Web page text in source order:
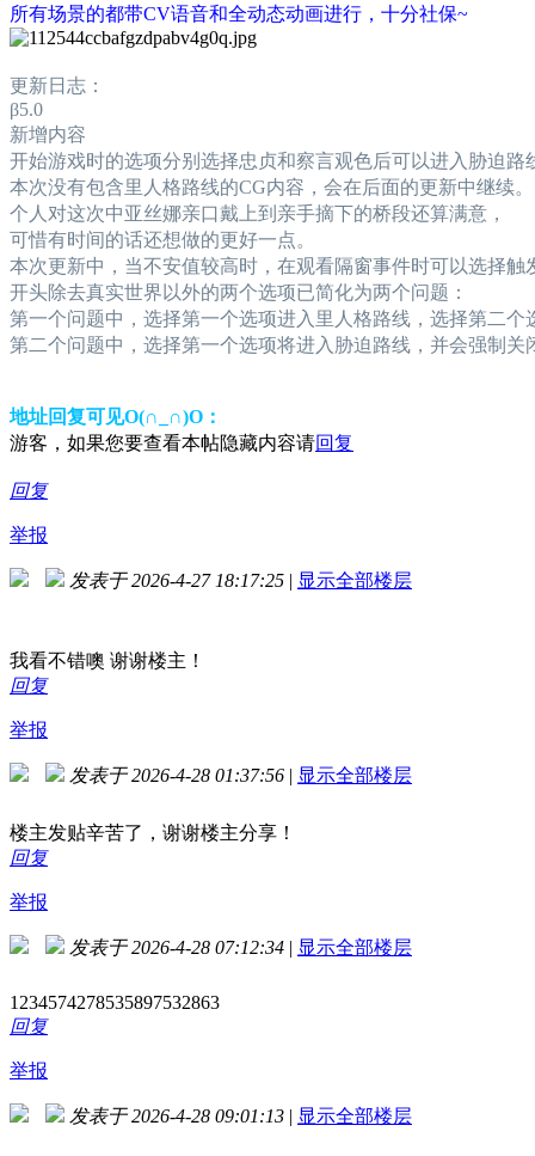
所有场景的都带CV语音和全动态动画进行，十分社保~
更新日志：
β5.0
新增内容
开始游戏时的选项分别选择忠贞和察言观色后可以进入胁迫路
本次没有包含里人格路线的CG内容，会在后面的更新中继续。
个人对这次中亚丝娜亲口戴上到亲手摘下的桥段还算满意，
可惜有时间的话还想做的更好一点。
本次更新中，当不安值较高时，在观看隔窗事件时可以选择触
开头除去真实世界以外的两个选项已简化为两个问题：
第一个问题中，选择第一个选项进入里人格路线，选择第二个
第二个问题中，选择第一个选项将进入胁迫路线，并会强制关
地址回复可见O(∩_∩)O：
游客，如果您要查看本帖隐藏内容请回复
回复
举报
发表于 2026-4-27 18:17:25 | 显示全部楼层
我看不错噢 谢谢楼主！
回复
举报
发表于 2026-4-28 01:37:56 | 显示全部楼层
楼主发贴辛苦了，谢谢楼主分享！
回复
举报
发表于 2026-4-28 07:12:34 | 显示全部楼层
1234574278535897532863
回复
举报
发表于 2026-4-28 09:01:13 | 显示全部楼层